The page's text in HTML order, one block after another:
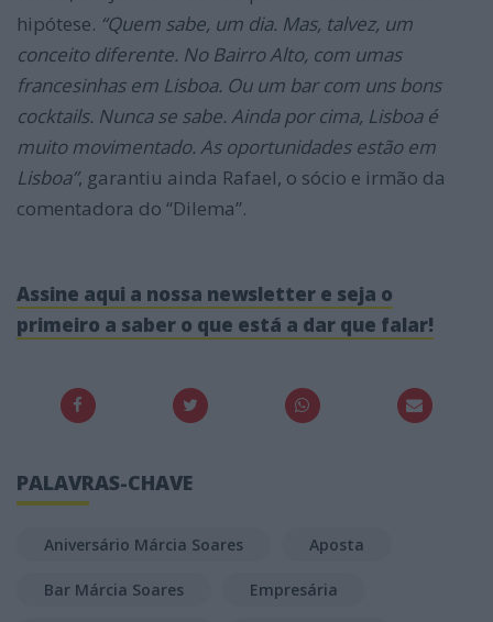
hipótese. “Quem sabe, um dia. Mas, talvez, um
conceito diferente. No Bairro Alto, com umas
francesinhas em Lisboa. Ou um bar com uns bons
cocktails. Nunca se sabe. Ainda por cima, Lisboa é
muito movimentado. As oportunidades estão em
Lisboa”, garantiu ainda Rafael, o sócio e irmão da
comentadora do “Dilema”.
Assine aqui a nossa newsletter e seja o
primeiro a saber o que está a dar que falar!
PALAVRAS-CHAVE
Aniversário Márcia Soares Aposta
Bar Márcia Soares Empresária